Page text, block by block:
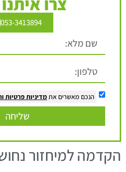
053-3413894
הנכם מאשרים את מדיניות פרטיות
שליחה
הקדמה למיחזור